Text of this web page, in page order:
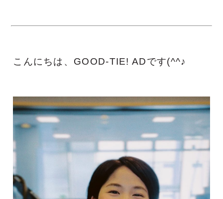
こんにちは、GOOD-TIE! ADです(^^♪